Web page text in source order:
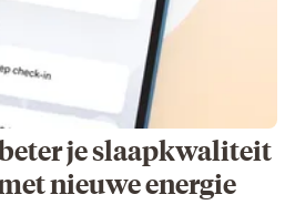
je slaapkwaliteit
nieuwe energie